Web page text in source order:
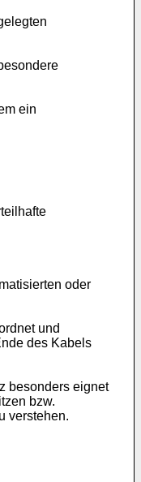
ein
oder
und
des Kabels
besonders eignet
bzw.
verstehen.